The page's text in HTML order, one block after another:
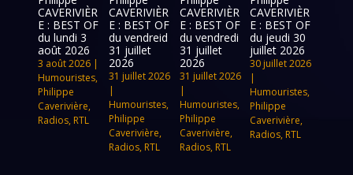
CAVERIVIÈR
E : BEST OF
du lundi 3
août 2026
3 août 2026 |
Humouristes,
Philippe
Caverivière,
Radios, RTL
CAVERIVIÈR
E : BEST OF
du vendreid
31 juillet
2026
31 juillet 2026
|
Humouristes,
Philippe
Caverivière,
Radios, RTL
CAVERIVIÈR
E : BEST OF
du vendredi
31 juillet
2026
31 juillet 2026
|
Humouristes,
Philippe
Caverivière,
Radios, RTL
CAVERIVIÈR
E : BEST OF
du jeudi 30
juillet 2026
30 juillet 2026
|
Humouristes,
Philippe
Caverivière,
Radios, RTL